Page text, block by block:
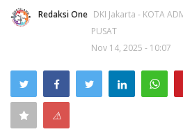
Warkop Digital
Pelanggaran
Redaksi One DKI Jakarta - KOTA
PUSAT
Nov 14, 2025 - 10:07
⚠